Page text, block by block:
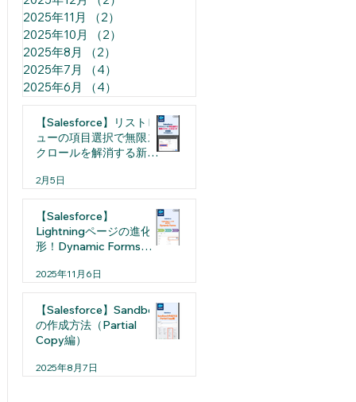
2025年11月
（2）
2025年10月
（2）
2025年8月
（2）
2025年7月
（4）
2025年6月
（4）
【Salesforce】リストビ
ューの項目選択で無限ス
クロールを解消する新機
2月5日
【Salesforce】
Lightningページの進化
形！Dynamic Formsと
2025年11月6日
【Salesforce】Sandbox
の作成方法（Partial
Copy編）
2025年8月7日